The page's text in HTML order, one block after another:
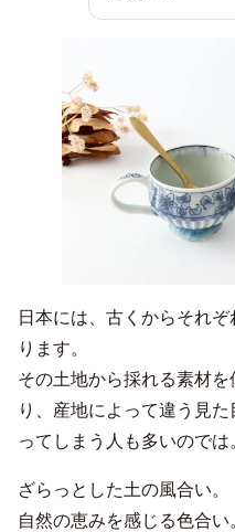
日本には、古くからそれ
ります。
その土地から採れる素材
り、産地によって違う見
ってしまう人も多いのでは
ざらっとした土の風合い。
自然の恵みを感じる色合い